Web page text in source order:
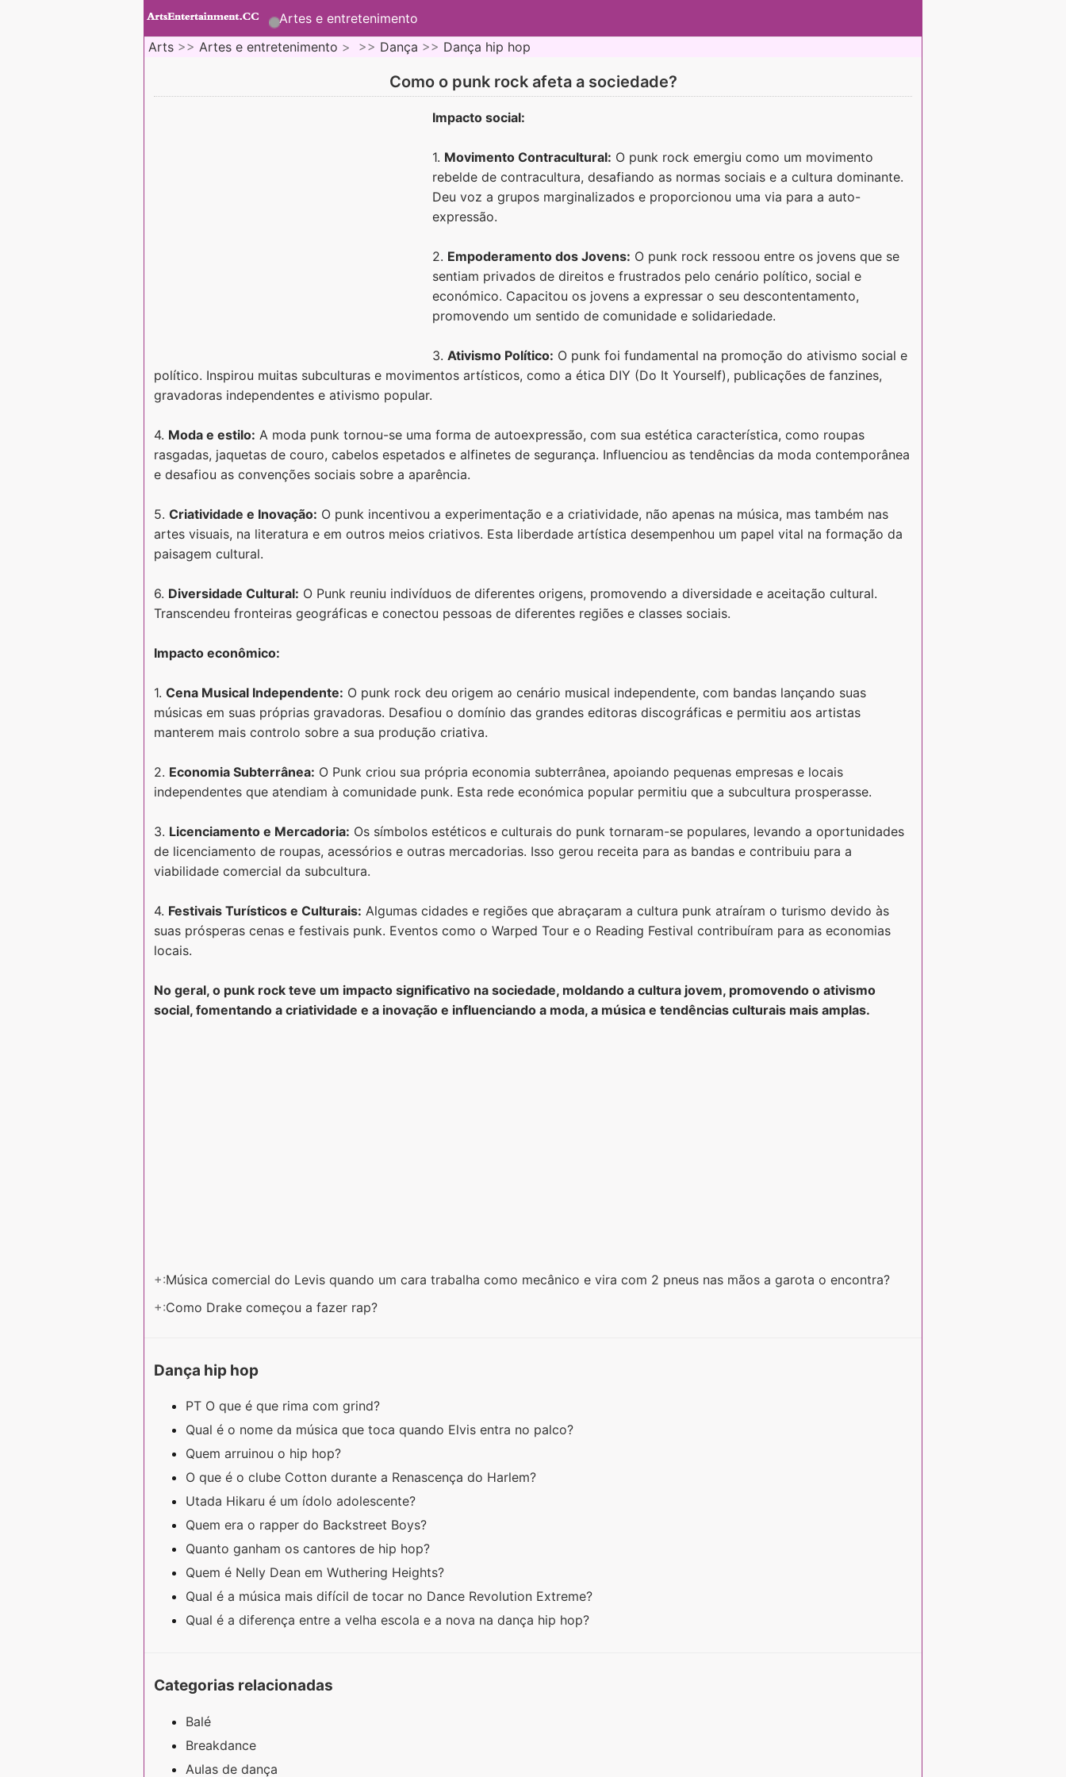
Artes e entretenimento
Arts >> Artes e entretenimento > >> Dança >> Dança hip hop
Como o punk rock afeta a sociedade?
Impacto social:
1. Movimento Contracultural: O punk rock emergiu como um movimento
rebelde de contracultura, desafiando as normas sociais e a cultura dominante.
Deu voz a grupos marginalizados e proporcionou uma via para a auto-
expressão.
2. Empoderamento dos Jovens: O punk rock ressoou entre os jovens que se
sentiam privados de direitos e frustrados pelo cenário político, social e
económico. Capacitou os jovens a expressar o seu descontentamento,
promovendo um sentido de comunidade e solidariedade.
3. Ativismo Político: O punk foi fundamental na promoção do ativismo social e
político. Inspirou muitas subculturas e movimentos artísticos, como a ética DIY (Do It Yourself), publicações de fanzines,
gravadoras independentes e ativismo popular.
4. Moda e estilo: A moda punk tornou-se uma forma de autoexpressão, com sua estética característica, como roupas
rasgadas, jaquetas de couro, cabelos espetados e alfinetes de segurança. Influenciou as tendências da moda contemporânea
e desafiou as convenções sociais sobre a aparência.
5. Criatividade e Inovação: O punk incentivou a experimentação e a criatividade, não apenas na música, mas também nas
artes visuais, na literatura e em outros meios criativos. Esta liberdade artística desempenhou um papel vital na formação da
paisagem cultural.
6. Diversidade Cultural: O Punk reuniu indivíduos de diferentes origens, promovendo a diversidade e aceitação cultural.
Transcendeu fronteiras geográficas e conectou pessoas de diferentes regiões e classes sociais.
Impacto econômico:
1. Cena Musical Independente: O punk rock deu origem ao cenário musical independente, com bandas lançando suas
músicas em suas próprias gravadoras. Desafiou o domínio das grandes editoras discográficas e permitiu aos artistas
manterem mais controlo sobre a sua produção criativa.
2. Economia Subterrânea: O Punk criou sua própria economia subterrânea, apoiando pequenas empresas e locais
independentes que atendiam à comunidade punk. Esta rede económica popular permitiu que a subcultura prosperasse.
3. Licenciamento e Mercadoria: Os símbolos estéticos e culturais do punk tornaram-se populares, levando a oportunidades
de licenciamento de roupas, acessórios e outras mercadorias. Isso gerou receita para as bandas e contribuiu para a
viabilidade comercial da subcultura.
4. Festivais Turísticos e Culturais: Algumas cidades e regiões que abraçaram a cultura punk atraíram o turismo devido às
suas prósperas cenas e festivais punk. Eventos como o Warped Tour e o Reading Festival contribuíram para as economias
locais.
No geral, o punk rock teve um impacto significativo na sociedade, moldando a cultura jovem, promovendo o ativismo
social, fomentando a criatividade e a inovação e influenciando a moda, a música e tendências culturais mais amplas.
+:Música comercial do Levis quando um cara trabalha como mecânico e vira com 2 pneus nas mãos a garota o encontra?
+:Como Drake começou a fazer rap?
Dança hip hop
PT O que é que rima com grind?
Qual é o nome da música que toca quando Elvis entra no palco?
Quem arruinou o hip hop?
O que é o clube Cotton durante a Renascença do Harlem?
Utada Hikaru é um ídolo adolescente?
Quem era o rapper do Backstreet Boys?
Quanto ganham os cantores de hip hop?
Quem é Nelly Dean em Wuthering Heights?
Qual é a música mais difícil de tocar no Dance Revolution Extreme?
Qual é a diferença entre a velha escola e a nova na dança hip hop?
Categorias relacionadas
Balé
Breakdance
Aulas de dança